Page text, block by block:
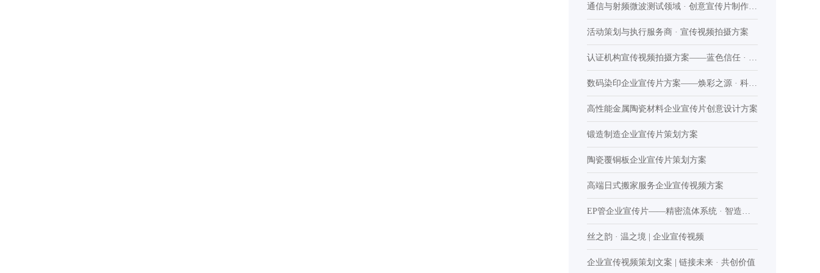
通信与射频微波测试领域 · 创意宣传片制作文
案
活动策划与执行服务商 · 宣传视频拍摄方案
认证机构宣传视频拍摄方案——蓝色信任 · 专
业之境
数码染印企业宣传片方案——焕彩之源 · 科技
染印
高性能金属陶瓷材料企业宣传片创意设计方案
锻造制造企业宣传片策划方案
陶瓷覆铜板企业宣传片策划方案
高端日式搬家服务企业宣传视频方案
EP管企业宣传片——精密流体系统 · 智造之
境
丝之韵 · 温之境 | 企业宣传视频
企业宣传视频策划文案 | 链接未来 · 共创价值